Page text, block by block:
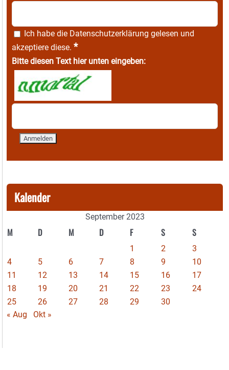
Ich habe die Datenschutzerklärung gelesen und
akzeptiere diese. *
Bitte diesen Text hier unten eingeben:
Kalender
September 2023
M D M D F S S
1 2
3
4
5 6 7 8 9
10
11
12 13 14 15 16
17
18
19 20 21 22 23
24
25
26 27 28 29
30
« Aug
Okt »